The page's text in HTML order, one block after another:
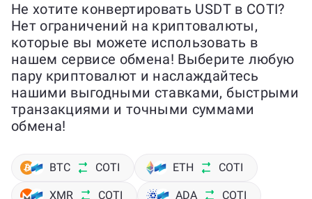
Не хотите конвертировать USDT в COTI?
Нет ограничений на криптовалюты,
которые вы можете использовать в
нашем сервисе обмена! Выберите любую
пару криптовалют и наслаждайтесь
нашими выгодными ставками, быстрыми
транзакциями и точными суммами
обмена!
BTC COTI ETH COTI
XMR COTI ADA COTI